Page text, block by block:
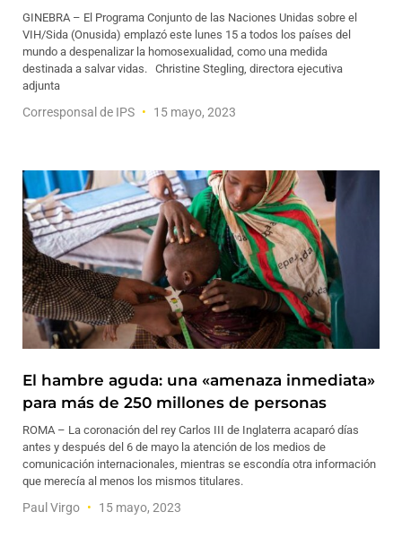
GINEBRA – El Programa Conjunto de las Naciones Unidas sobre el
VIH/Sida (Onusida) emplazó este lunes 15 a todos los países del
mundo a despenalizar la homosexualidad, como una medida
destinada a salvar vidas. Christine Stegling, directora ejecutiva
adjunta
Corresponsal de IPS 15 mayo, 2023
El hambre aguda: una «amenaza inmediata»
para más de 250 millones de personas
ROMA – La coronación del rey Carlos III de Inglaterra acaparó días
antes y después del 6 de mayo la atención de los medios de
comunicación internacionales, mientras se escondía otra información
que merecía al menos los mismos titulares.
Paul Virgo 15 mayo, 2023